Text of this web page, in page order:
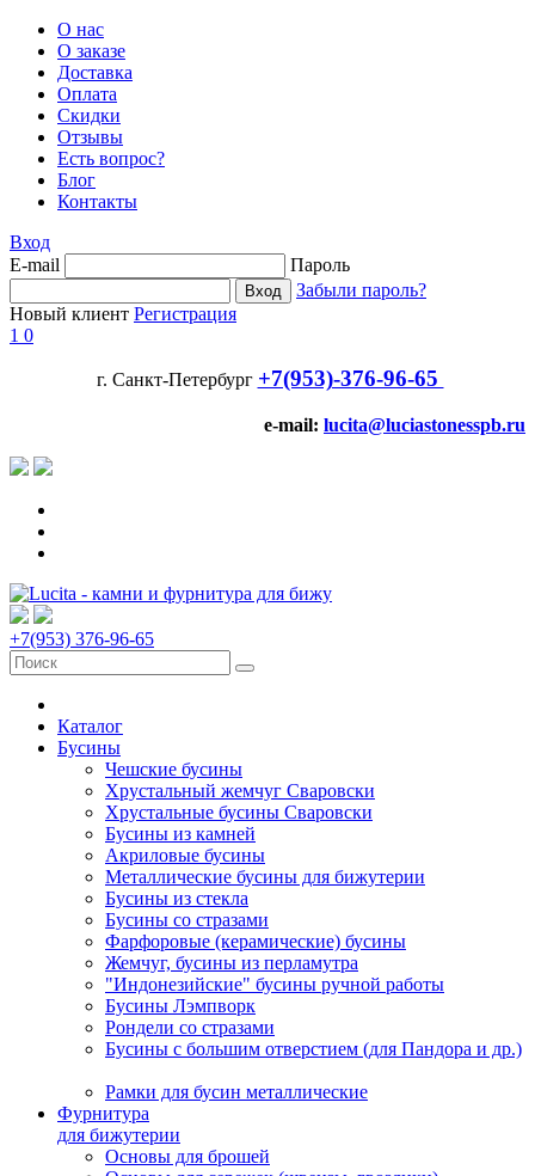
О нас
О заказе
Доставка
Оплата
Скидки
Отзывы
Есть вопрос?
Блог
Контакты
Вход
E-mail
Пароль
Забыли пароль?
Новый клиент Регистрация
1 0
г. Санкт-Петербург +7(953)-376-96-65
e-mail: lucita@luciastonesspb.ru
+7(953) 376-96-65
Каталог
Бусины
Чешские бусины
Хрустальный жемчуг Сваровски
Хрустальные бусины Сваровски
Бусины из камней
Акриловые бусины
Металлические бусины для бижутерии
Бусины из стекла
Бусины со стразами
Фарфоровые (керамические) бусины
Жемчуг, бусины из перламутра
"Индонезийские" бусины ручной работы
Бусины Лэмпворк
Рондели со стразами
Бусины с большим отверстием (для Пандора и др.)
Рамки для бусин металлические
Фурнитура
для бижутерии
Основы для брошей